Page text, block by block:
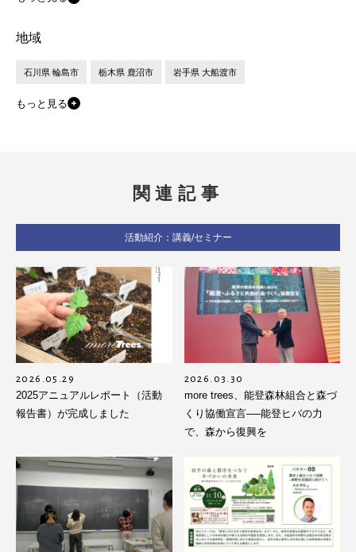
地域
石川県 輪島市 栃木県 鹿沼市 岩手県 大船渡市
もっと見る
関連記事
活動紹介：講義/セミナー
2026.05.29
2025アニュアルレポート（活動
報告書）が完成しました
2026.03.30
more trees、能登森林組合と森づ
くり協働宣言──能登ヒバの力
で、森から復興を